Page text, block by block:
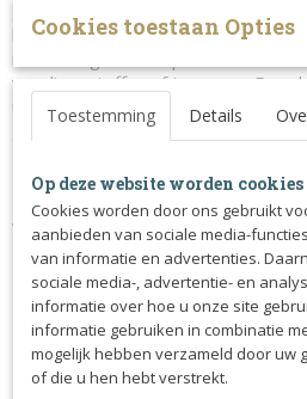
laurierblaadjes. Het zorgt niet
voedingsstoffen af te geven.
uitdroging, bescherming tegen
groeiprocessen.
Zoals alle natuurlijke vetten wordt
Hoefdressing harder in de winter
weekmakers bevat.
Gebruiksaanwijzing
Normaal gebruik:
Breng met een kwastje aan
straal.
Onderhoud van gezonde
Cookies toestaan Opties
Toestemming Details
Op deze website worden
Cookies worden door ons gebruikt
aanbieden van sociale media-
van informatie en advertenties.
sociale media-, advertentie- en
informatie over hoe u onze site
informatie gebruiken in combinatie
mogelijk hebben verzameld door uw
of die u hen hebt verstrekt.